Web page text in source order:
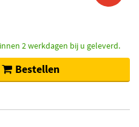
2 werkdagen bij u geleverd.
Bestellen